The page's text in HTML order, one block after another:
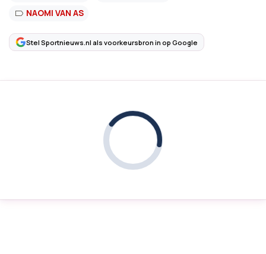
NAOMI VAN AS
Stel Sportnieuws.nl als voorkeursbron in op Google